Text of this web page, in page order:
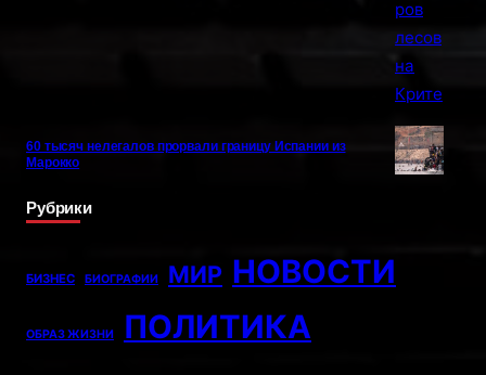
60 тысяч нелегалов прорвали границу Испании из
Марокко
Рубрики
БИЗНЕС БИОГРАФИИ МИР НОВОСТИ
ОБРАЗ ЖИЗНИ ПОЛИТИКА